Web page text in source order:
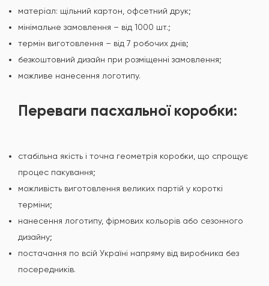
матеріал: щільний картон, офсетний друк;
мінімальне замовлення – від 1000 шт.;
термін виготовлення – від 7 робочих днів;
безкоштовний дизайн при розміщенні замовлення;
можливе нанесення логотипу.
Переваги пасхальної коробки:
стабільна якість і точна геометрія коробки, що спрощує
процес пакування;
можливість виготовлення великих партій у короткі
терміни;
нанесення логотипу, фірмових кольорів або сезонного
дизайну;
постачання по всій Україні напряму від виробника без
посередників.